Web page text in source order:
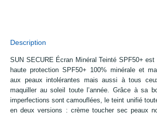
Description
SUN SECURE Écran Minéral Teinté SPF50+
haute protection SPF50+ 100% minérale et
aux peaux intolérantes mais aussi à tous
maquiller au soleil toute l’année. Grâce à sa
imperfections sont camouflées, le teint unifié
en deux versions : crème toucher sec peaux